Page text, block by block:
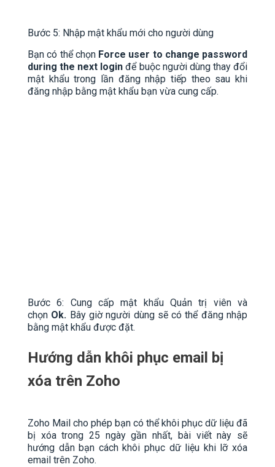
Bước 5: Nhập mật khẩu mới cho người dùng
Bạn có thể chọn Force user to change password
during the next login để buộc người dùng thay đổi
mật khẩu trong lần đăng nhập tiếp theo sau khi
đăng nhập bằng mật khẩu bạn vừa cung cấp.
Bước 6: Cung cấp mật khẩu Quản trị viên và
chọn Ok. Bây giờ người dùng sẽ có thể đăng nhập
bằng mật khẩu được đặt.
Hướng dẫn khôi phục email bị
xóa trên Zoho
Zoho Mail cho phép bạn có thể khôi phục dữ liệu đã
bị xóa trong 25 ngày gần nhất, bài viết này sẽ
hướng dẫn bạn cách khôi phục dữ liệu khi lỡ xóa
email trên Zoho.